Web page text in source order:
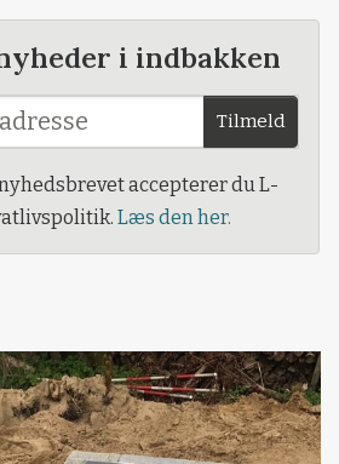
i indbakken
Tilmeld
accepterer du L-
Læs den her.